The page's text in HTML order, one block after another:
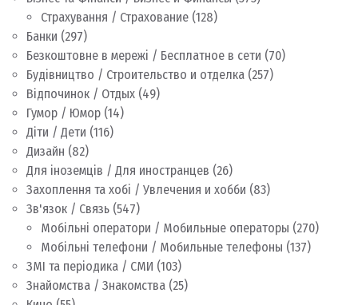
Страхування / Страхование (128)
Банки (297)
Безкоштовне в мережі / Бесплатное в сети (70)
Будівництво / Строительство и отделка (257)
Відпочинок / Отдых (49)
Гумор / Юмор (14)
Діти / Дети (116)
Дизайн (82)
Для іноземців / Для иностранцев (26)
Захоплення та хобі / Увлечения и хобби (83)
Зв'язок / Связь (547)
Мобільні оператори / Мобильные операторы (270)
Мобільні телефони / Мобильные телефоны (137)
ЗМІ та періодика / СМИ (103)
Знайомства / Знакомства (25)